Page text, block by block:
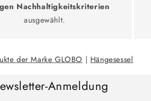
Nachhaltigkeitskriterien
ausgewählt.
der Marke GLOBO | Hängesessel
Anmeldung